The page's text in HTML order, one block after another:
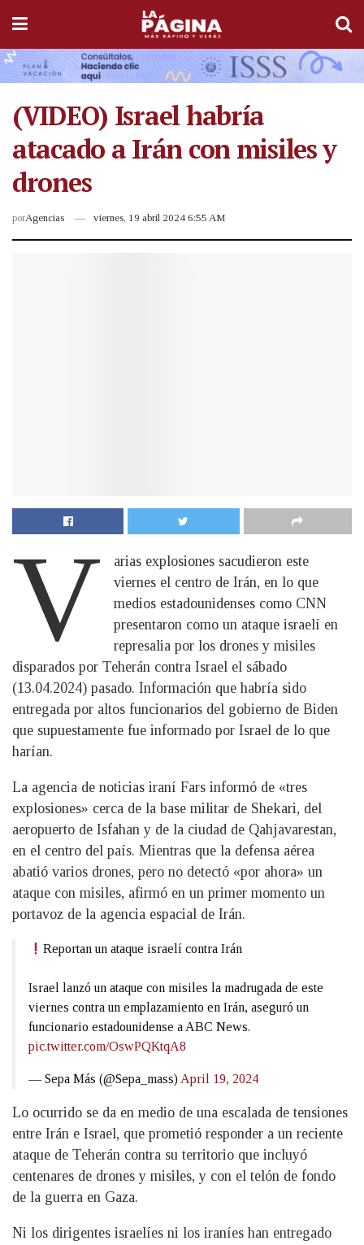
(VIDEO) Israel habría
atacado a Irán con misiles y
drones
porAgencias viernes, 19 abril 2024 6:55 AM
V
arias explosiones sacudieron este
viernes el centro de Irán, en lo que
medios estadounidenses como CNN
presentaron como un ataque israelí en
represalia por los drones y misiles
disparados por Teherán contra Israel el sábado
(13.04.2024) pasado. Información que habría sido
entregada por altos funcionarios del gobierno de Biden
que supuestamente fue informado por Israel de lo que
harían.
La agencia de noticias iraní Fars informó de «tres
explosiones» cerca de la base militar de Shekari, del
aeropuerto de Isfahan y de la ciudad de Qahjavarestan,
en el centro del país. Mientras que la defensa aérea
abatió varios drones, pero no detectó «por ahora» un
ataque con misiles, afirmó en un primer momento un
portavoz de la agencia espacial de Irán.
Reportan un ataque israelí contra Irán
Israel lanzó un ataque con misiles la madrugada de este
viernes contra un emplazamiento en Irán, aseguró un
funcionario estadounidense a ABC News.
pic.twitter.com/OswPQKtqA8
— Sepa Más (@Sepa_mass) April 19, 2024
Lo ocurrido se da en medio de una escalada de tensiones
entre Irán e Israel, que prometió responder a un reciente
ataque de Teherán contra su territorio que incluyó
centenares de drones y misiles, y con el telón de fondo
de la guerra en Gaza.
Ni los dirigentes israelíes ni los iraníes han entregado